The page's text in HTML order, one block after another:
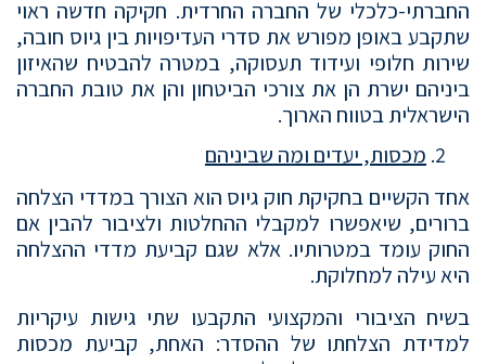
החברתי-כלכלי של החברה החרדית. חקיקה חדשה ראוי
שתקבע באופן מפורש את סדרי העדיפויות בין גיוס חובה,
שירות חלופי ועידוד תעסוקה, במטרה להבטיח שהאיזון
ביניהם ישרת הן את צורכי הביטחון והן את טובת החברה
הישראלית בטווח הארוך.
מכסות, יעדים ומה שביניהם
אחד הקשיים בחקיקת חוק גיוס הוא הצורך במדדי הצלחה
ברורים, שיאפשרו למקבלי ההחלטות ולציבור להבין אם
החוק עומד במטרותיו. אלא שגם קביעת מדדי ההצלחה
היא עילה למחלוקת.
בשיח הציבורי והמקצועי התקבעו שתי גישות עיקריות
למדידת הצלחתו של ההסדר: האחת, קביעת מכסות